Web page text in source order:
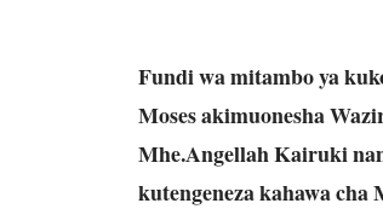
Fundi wa mitambo ya
Moses akimuonesha
Mhe.Angellah Kairuki
kutengeneza kahawa